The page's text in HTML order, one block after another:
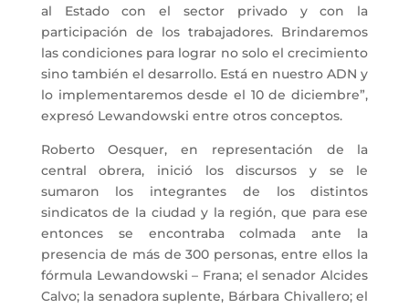
al Estado con el sector privado y con la
participación de los trabajadores. Brindaremos
las condiciones para lograr no solo el crecimiento
sino también el desarrollo. Está en nuestro ADN y
lo implementaremos desde el 10 de diciembre”,
expresó Lewandowski entre otros conceptos.
Roberto Oesquer, en representación de la
central obrera, inició los discursos y se le
sumaron los integrantes de los distintos
sindicatos de la ciudad y la región, que para ese
entonces se encontraba colmada ante la
presencia de más de 300 personas, entre ellos la
fórmula Lewandowski – Frana; el senador Alcides
Calvo; la senadora suplente, Bárbara Chivallero; el